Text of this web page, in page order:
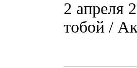
2 апреля
тобой /